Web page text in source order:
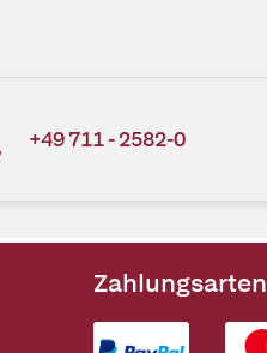
+49 711 - 2582-0
Zahlungsarten